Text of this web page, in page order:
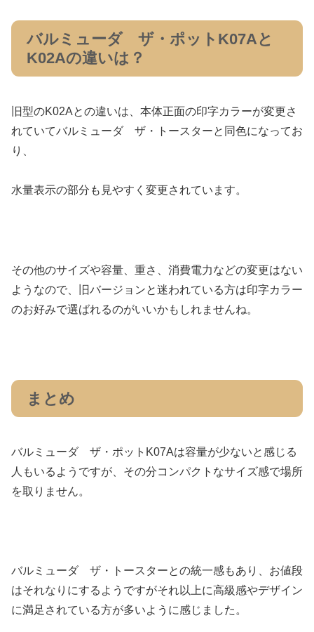
バルミューダ ザ・ポットK07Aと
K02Aの違いは？
旧型のK02Aとの違いは、本体正面の印字カラーが変更さ
れていてバルミューダ ザ・トースターと同色になってお
り、
水量表示の部分も見やすく変更されています。
その他のサイズや容量、重さ、消費電力などの変更はない
ようなので、旧バージョンと迷われている方は印字カラー
のお好みで選ばれるのがいいかもしれませんね。
まとめ
バルミューダ ザ・ポットK07Aは容量が少ないと感じる
人もいるようですが、その分コンパクトなサイズ感で場所
を取りません。
バルミューダ ザ・トースターとの統一感もあり、お値段
はそれなりにするようですがそれ以上に高級感やデザイン
に満足されている方が多いように感じました。